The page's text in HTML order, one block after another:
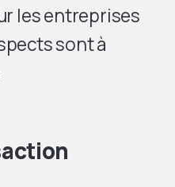
les entreprises
sont à